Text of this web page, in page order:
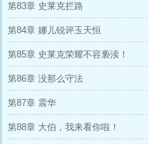
第83章 史莱克拦路
第84章 娜儿锐评玉天恒
第85章 史莱克荣耀不容亵渎！
第86章 没那么守法
第87章 震华
第88章 大伯，我来看你啦！